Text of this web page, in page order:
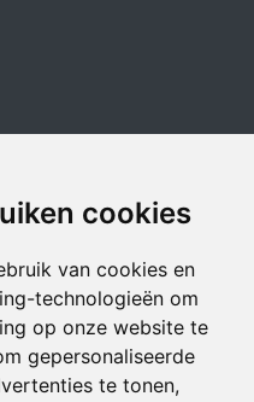
cookies
van cookies en
technologieën om
op onze website te
gepersonaliseerde
te tonen,